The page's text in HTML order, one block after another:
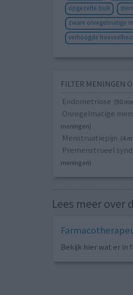
opgezette buik
zware onregelmatige
verhoogde
FILTER MENINGEN
Endometriose (50
Onregelmatige
meningen)
Menstruatiepijn (4
Premenstrueel
meningen)
Lees meer over
Bekijk hier wat er in